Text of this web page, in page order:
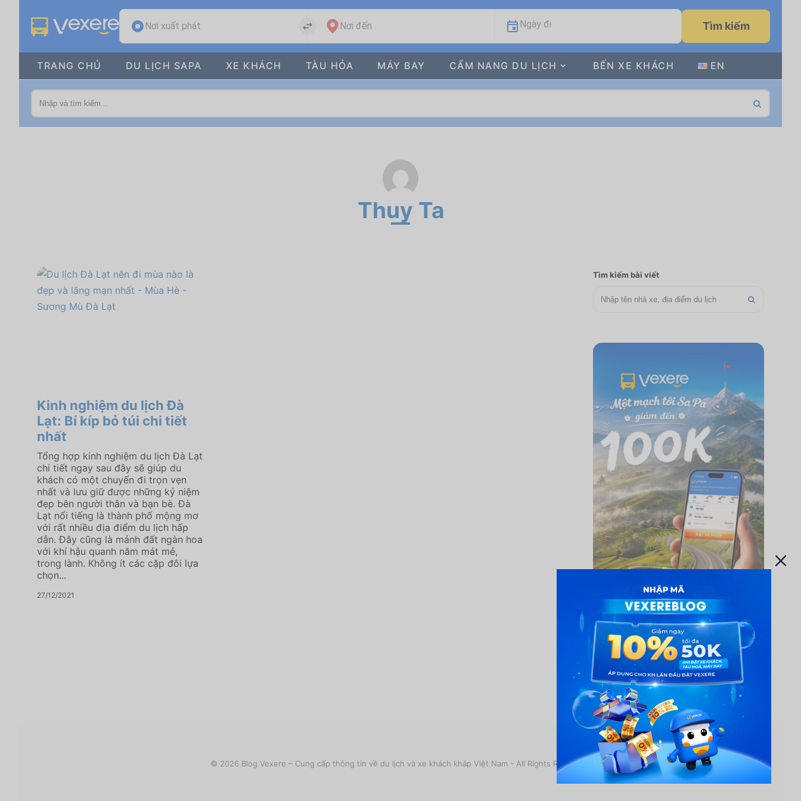
Nơi xuất phát Nơi đến Ngày đi Tìm kiếm
TRANG CHỦ DU LỊCH SAPA XE KHÁCH TÀU HỎA MÁY BAY CẨM NANG DU LỊCH BẾN XE KHÁCH EN
Thuy Ta
Kinh nghiệm du lịch Đà
Lạt: Bí kíp bỏ túi chi tiết
nhất
Tổng hợp kinh nghiệm du lịch Đà Lạt
chi tiết ngay sau đây sẽ giúp du
khách có một chuyến đi trọn vẹn
nhất và lưu giữ được những kỷ niệm
đẹp bên người thân và bạn bè. Đà
Lạt nổi tiếng là thành phố mộng mơ
với rất nhiều địa điểm du lịch hấp
dẫn. Đây cũng là mảnh đất ngàn hoa
với khí hậu quanh năm mát mẻ,
trong lành. Không ít các cặp đôi lựa
chọn...
27/12/2021
Tìm kiếm bài viết
© 2026 Blog Vexere – Cung cấp thông tin về du lịch và xe khách khắp Việt Nam - All Rights Reserved.